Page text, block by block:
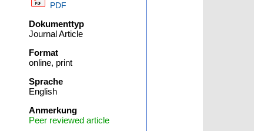
PDF
Dokumenttyp
Journal Article
Format
online, print
Sprache
English
Anmerkung
Peer reviewed article